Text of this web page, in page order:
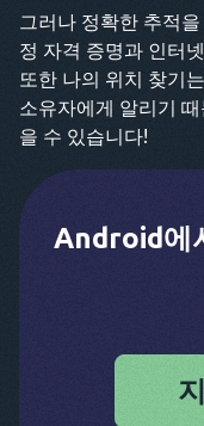
그러나 정확한 추적
정 자격 증명과 인터
또한 나의 위치 찾기
소유자에게 알리기
을 수 있습니다!
Android에